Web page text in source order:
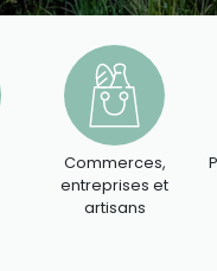
Commerces,
entreprises et
artisans